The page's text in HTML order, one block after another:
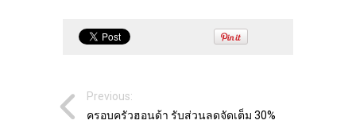
Previous:
ครอบครัวฮอนด้า รับส่วนลดจัดเต็ม 30%